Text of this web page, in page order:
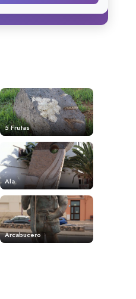
5 Frutas
Ala
Arcabucero